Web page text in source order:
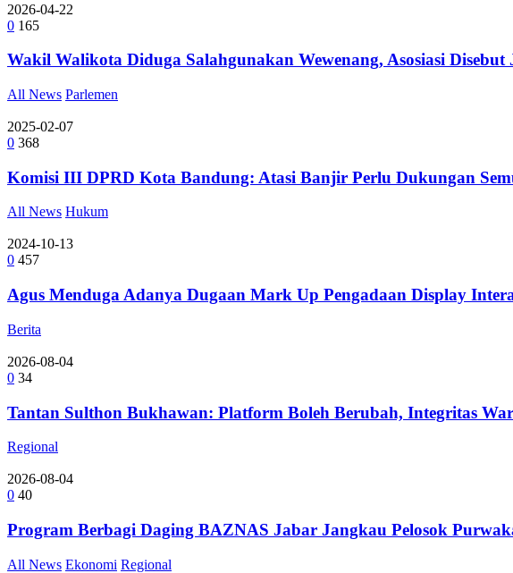
2026-04-22
0 165
Wakil Walikota Diduga Salahgunakan Wewenang, Asosiasi
All News Parlemen
2025-02-07
0 368
Komisi III DPRD Kota Bandung: Atasi Banjir Perlu Dukungan
All News Hukum
2024-10-13
0 457
Agus Menduga Adanya Dugaan Mark Up Pengadaan Display
Berita
2026-08-04
0 34
Tantan Sulthon Bukhawan: Platform Boleh Berubah, Integritas
Regional
2026-08-04
0 40
Program Berbagi Daging BAZNAS Jabar Jangkau Pelosok
All News Ekonomi Regional